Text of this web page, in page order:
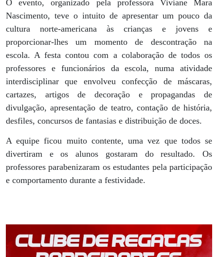
O evento, organizado pela professora Viviane Mara
Nascimento, teve o intuito de apresentar um pouco da
cultura norte-americana às crianças e jovens e
proporcionar-lhes um momento de descontração na
escola. A festa contou com a colaboração de todos os
professores e funcionários da escola, numa atividade
interdisciplinar que envolveu confecção de máscaras,
cartazes, artigos de decoração e propagandas de
divulgação, apresentação de teatro, contação de história,
desfiles, concursos de fantasias e distribuição de doces.
A equipe ficou muito contente, uma vez que todos se
divertiram e os alunos gostaram do resultado. Os
professores parabenizaram os estudantes pela participação
e comportamento durante a festividade.